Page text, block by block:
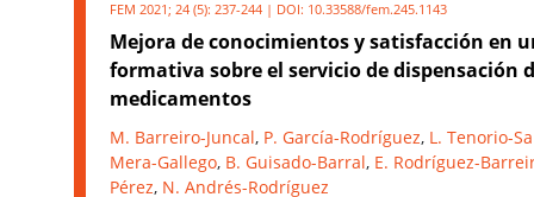
FEM 2021; 24 (5): 237-244 | DOI: 10.33588/fem.245.1143
Mejora de conocimientos y satisfacción en
formativa sobre el servicio de dispensación
medicamentos
M. Barreiro-Juncal, P. García-Rodríguez, L. Tenorio-
Mera-Gallego, B. Guisado-Barral, E. Rodríguez-
Pérez, N. Andrés-Rodríguez